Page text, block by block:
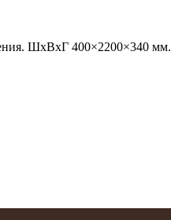
ШхВхГ 400×2200×340 мм.